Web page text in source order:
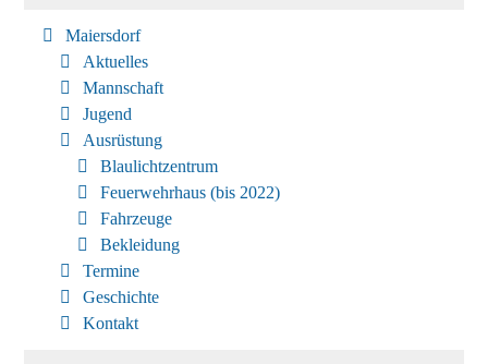
Maiersdorf
Aktuelles
Mannschaft
Jugend
Ausrüstung
Blaulichtzentrum
Feuerwehrhaus (bis 2022)
Fahrzeuge
Bekleidung
Termine
Geschichte
Kontakt